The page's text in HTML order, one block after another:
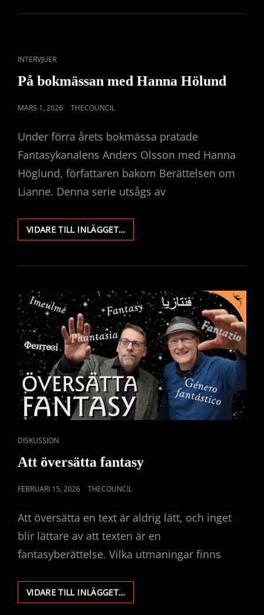
LUPINA
CAT
LINKS
INTERVJUER
På bokmässan med Hanna Hölund
PUBLICERAT
MARS 1, 2026 THECOUNCIL
Under förra årets bokmässa pratade
Fantasykanalens Anders Olsson med Hanna
Höglund, författaren bakom Berättelsen om
Lianne. Denna serie utsågs av
VIDARE TILL INLÄGGET…PÅ
BOKMÄSSAN
HANNA
CAT
DISKUSSION
Att översätta fantasy
PUBLICERAT
FEBRUARI 15, 2026 THECOUNCIL
Att översätta en text är aldrig lätt, och inget
blir lättare av att texten är en
fantasyberättelse. Vilka utmaningar finns
VIDARE TILL INLÄGGET…
ÖVERSÄTTA